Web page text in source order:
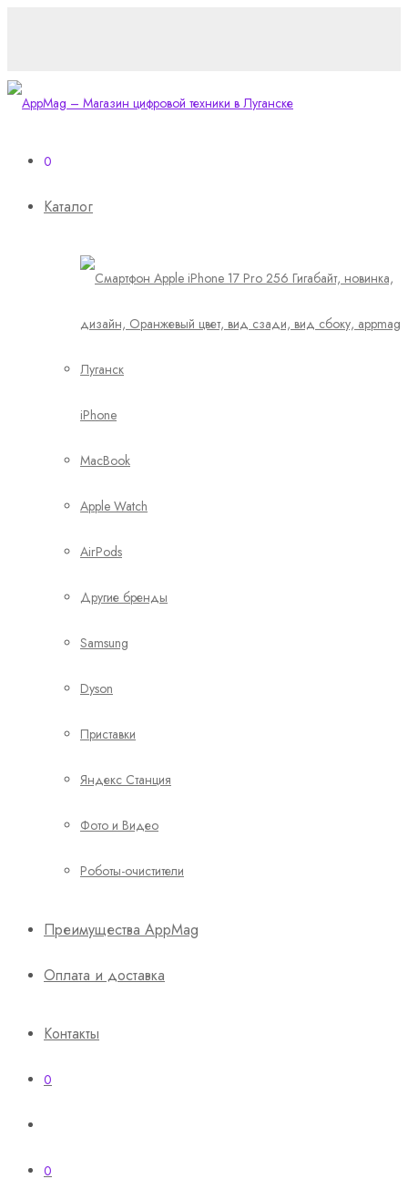
0
Каталог
iPhone
MacBook
Apple Watch
AirPods
Другие бренды
Samsung
Dyson
Приставки
Яндекс Станция
Фото и Видео
Роботы-очистители
Преимущества AppMag
Оплата и доставка
Контакты
0
0